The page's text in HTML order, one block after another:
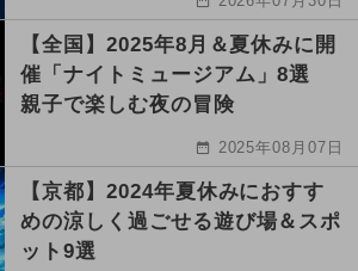
【全国】2025年8月＆夏休みに開
催「ナイトミュージアム」8選
親子で楽しむ夜の冒険
2025年08月07日
【京都】2024年夏休みにおすす
めの涼しく過ごせる遊び場＆スポ
ット9選